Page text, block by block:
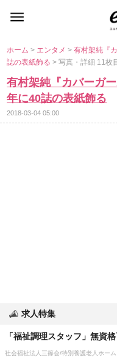
ホーム> エンタメ>有村架純『
誌の表紙飾る> 写真・詳細 11枚
有村架純『カバーガ
年に40誌の表紙飾る
2018-03-04 05:00
求人特集
「福祉調理スタッフ」無資
社会福祉法人三篠会/特別養護老人ホー